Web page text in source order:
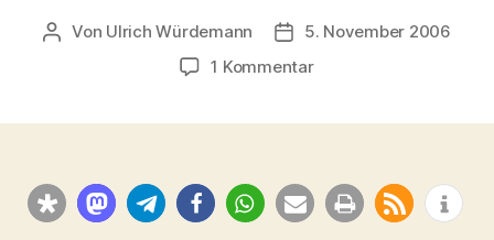
Beitragsautor
Von Ulrich Würdemann Beitragsdatum
5. November 2006
1 Kommentarzu
law
and